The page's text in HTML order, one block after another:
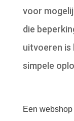
voor
die
uitvoeren is
simpele
Een